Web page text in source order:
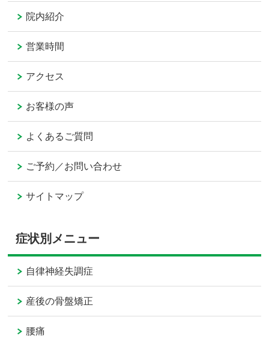
院内紹介
営業時間
アクセス
お客様の声
よくあるご質問
ご予約／お問い合わせ
サイトマップ
症状別メニュー
自律神経失調症
産後の骨盤矯正
腰痛